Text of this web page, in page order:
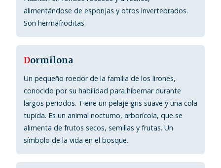
alimentándose de esponjas y otros invertebrados.
Son hermafroditas.
Dormilona
Un pequeño roedor de la familia de los lirones,
conocido por su habilidad para hibernar durante
largos periodos. Tiene un pelaje gris suave y una cola
tupida. Es un animal nocturno, arborícola, que se
alimenta de frutos secos, semillas y frutas. Un
símbolo de la vida en el bosque.